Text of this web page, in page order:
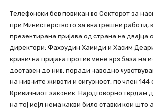
Телефонски бев повикан во Секторот за
при Министерството за внатрешни работи,
презентирана пријава од страна на двајца
директори: Фахрудин Хамиди и Хасим
кривична пријава против мене врз база на
доставен до нив, поради наводно
на нивните животи и сигурност, по член 144
Кривичниот законик. Најодговорно тврдам
на тој мејл нема какви било ставки кои што